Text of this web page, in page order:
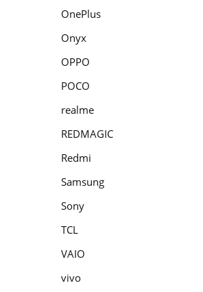
OnePlus
Onyx
OPPO
POCO
realme
REDMAGIC
Redmi
Samsung
Sony
TCL
VAIO
vivo